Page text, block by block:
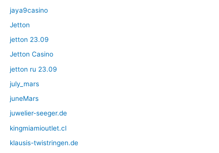
jaya9casino
Jetton
jetton 23.09
Jetton Casino
jetton ru 23.09
july_mars
juneMars
juwelier-seeger.de
kingmiamioutlet.cl
klausis-twistringen.de